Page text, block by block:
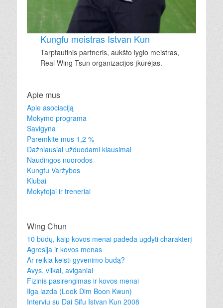
Kungfu meistras Istvan Kun
Tarptautinis partneris, aukšto lygio meistras,
Real Wing Tsun organizacijos įkūrėjas.
Apie mus
Apie asociaciją
Mokymo programa
Savigyna
Paremkite mus 1,2 %
Dažniausiai užduodami klausimai
Naudingos nuorodos
Kungfu Varžybos
Klubai
Mokytojai ir treneriai
Wing Chun
10 būdų, kaip kovos menai padeda ugdyti charakterį
Agresija ir kovos menas
Ar reikia keisti gyvenimo būdą?
Avys, vilkai, aviganiai
Fizinis pasirengimas ir kovos menai
Ilga lazda (Look Dim Boon Kwun)
Interviu su Dai Sifu Istvan Kun 2008